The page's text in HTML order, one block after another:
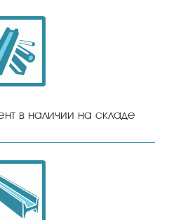
в наличии на складе